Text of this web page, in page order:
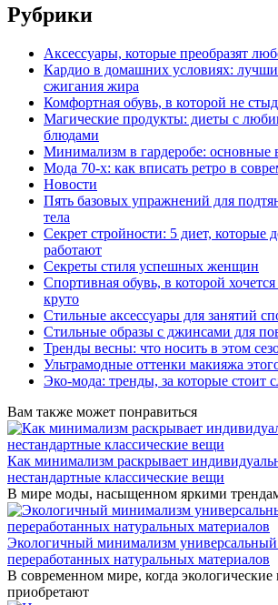
Рубрики
Аксессуары, которые преобразят
Кардио в домашних условиях:
сжигания жира
Комфортная обувь, в которой не
Магические продукты: диеты с
блюдами
Минимализм в гардеробе: основные
Мода 70-х: как вписать ретро в
Новости
Пять базовых упражнений для
тела
Секрет стройности: 5 диет, которые
работают
Секреты стиля успешных женщин
Спортивная обувь, в которой хочется
круто
Стильные аксессуары для занятий
Стильные образы с джинсами для
Тренды весны: что носить в этом
Ультрамодные оттенки макияжа
Эко-мода: тренды, за которые стоит
Вам также может понравиться
Как минимализм раскрывает
нестандартные классические вещи
В мире моды, насыщенном яркими
Экологичный минимализм универсальный
переработанных натуральных материалов
В современном мире, когда
приобретают